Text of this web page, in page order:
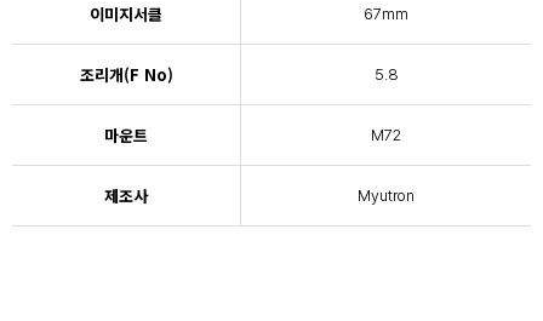
이미지서클 67mm
조리개(F No) 5.8
마운트 M72
제조사 Myutron